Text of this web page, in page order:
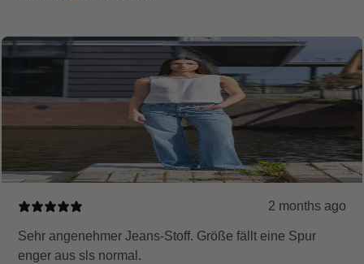
2 months ago
Sehr angenehmer Jeans-Stoff. Größe fällt eine Spur
enger aus sls normal.